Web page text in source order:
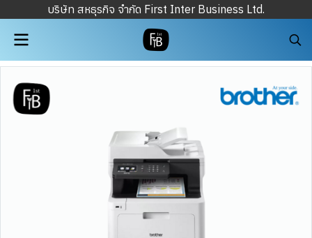
บริษัท สหธุรกิจ จำกัด First Inter Business Ltd.